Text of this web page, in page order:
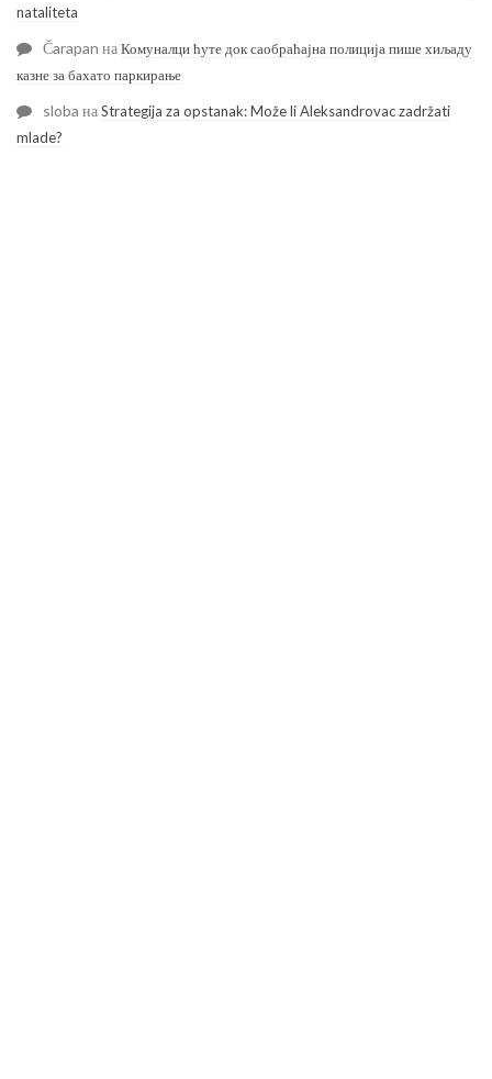
nataliteta
Čarapan наКомуналци ћуте док саобраћајна полиција пише хиљаду
казне за бахато паркирање
sloba наStrategija za opstanak: Može li Aleksandrovac zadržati
mlade?